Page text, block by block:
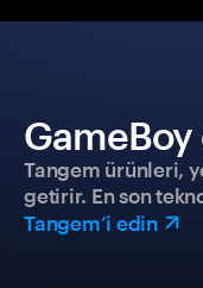
GameBoy
Tangem ürünleri,
getirir. En son
Tangem’i edin